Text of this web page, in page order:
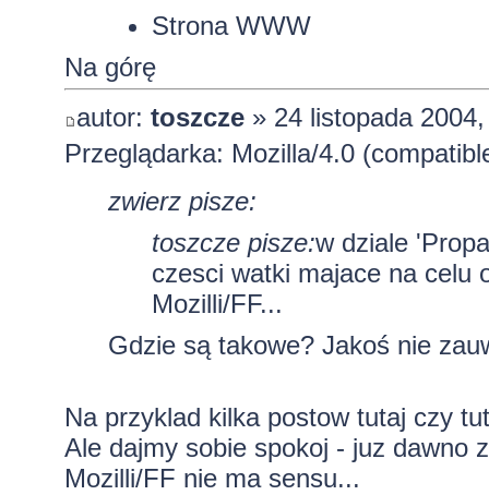
Strona WWW
Na górę
autor: toszcze» 24 listopada
Przeglądarka: Mozilla/4.0
zwierz pisze:
toszcze pisze:w dziale
czesci watki majace na celu
Mozilli/FF...
Gdzie są takowe? Jakoś nie
Na przyklad kilka postow tutaj czy
Ale dajmy sobie spokoj - juz dawno
Mozilli/FF nie ma sensu...